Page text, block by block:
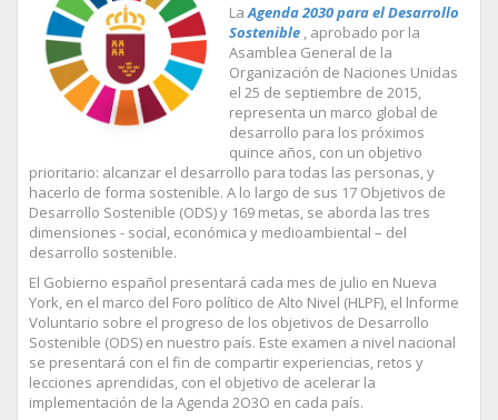
LaAgenda 2030 para el Desarrollo
Sostenible , aprobado por la
Asamblea General de la
Organización de Naciones Unidas
el 25 de septiembre de 2015,
representa un marco global de
desarrollo para los próximos
quince años, con un objetivo
prioritario: alcanzar el desarrollo para todas las personas, y
hacerlo de forma sostenible. A lo largo de sus 17 Objetivos de
Desarrollo Sostenible (ODS) y 169 metas, se aborda las tres
dimensiones - social, económica y medioambiental – del
desarrollo sostenible.
El Gobierno español presentará cada mes de julio en Nueva
York, en el marco del Foro político de Alto Nivel (HLPF), el lnforme
Voluntario sobre el progreso de los objetivos de Desarrollo
Sostenible (ODS) en nuestro país. Este examen a nivel nacional
se presentará con el fin de compartir experiencias, retos y
lecciones aprendidas, con el objetivo de acelerar la
implementación de la Agenda 2O3O en cada país.